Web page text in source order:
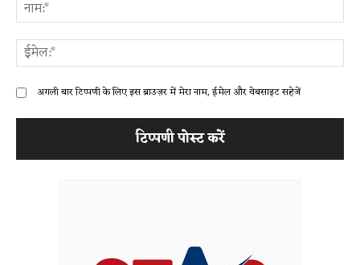
अगली बार टिप्पणी के लिए इस ब्राउज़र में मेरा नाम, ईमेल और वेबसाइट सहेजें